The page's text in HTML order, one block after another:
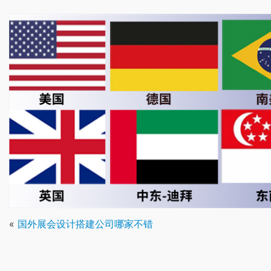
« 国外展会设计搭建公司哪家不错